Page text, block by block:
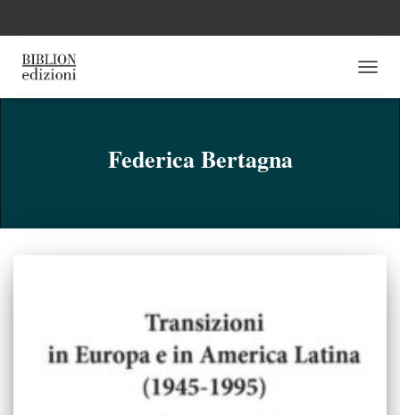
Federica Bertagna